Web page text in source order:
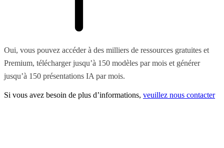
Oui, vous pouvez accéder à des milliers de ressources gratuites et
Premium, télécharger jusqu’à 150 modèles par mois et générer
jusqu’à 150 présentations IA par mois.
Si vous avez besoin de plus d’informations, veuillez nous contacter